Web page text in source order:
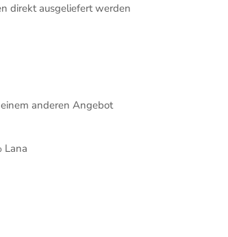
direkt ausgeliefert werden
anderen Angebot
Lana